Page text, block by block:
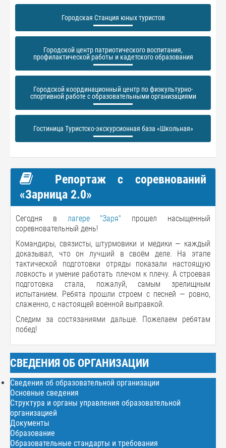
Городская Станция юных туристов
Городской центр патриотического воспитания,
профилактической работы и кадетского образования
Городской координационный центр по физкультурно-
спортивной работе с образовательными организациями
Гостиница Туристско-экскурсионная база «Школьная»
Репортаж с соревнований
«Зарница 2.0»
Сегодня в лагере "Заря" прошел насыщенный
соревновательный день!
Командиры, связисты, штурмовики и медики — каждый
доказывал, что он лучший в своём деле. На этапе
тактической подготовки отряды показали настоящую
ловкость и умение работать плечом к плечу. А строевая
подготовка стала, пожалуй, самым зрелищным
испытанием. Ребята прошли строем с песней — ровно,
слаженно, с настоящей военной выправкой.
Следим за состязаниями дальше. Пожелаем ребятам
побед!
СВЕДЕНИЯ ОБ ОРГАНИЗАЦИИ
Сведения об образовательной организации
Основные сведения
Структура и органы управления образовательной
организацией
Документы
Образование
Образовательные стандарты и требования